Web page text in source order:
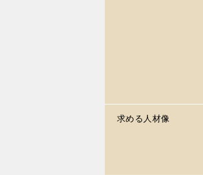
求める 人材像